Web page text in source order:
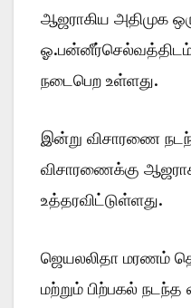
ஆஜராகிய அதிமுக
நடைபெற உள்ளது.
இன்று விசாரணை
விசாரணைக்கு
உத்தரவிட்டுள்ளது.
ஜெயலலிதா மரணம்
மற்றும் பிற்பகல்